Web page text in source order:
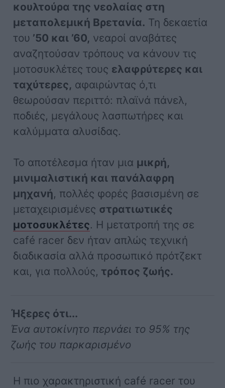
κουλτούρα της νεολαίας στη
μεταπολεμική Βρετανία. Τη δεκαετία
του ’50 και ’60, νεαροί αναβάτες
αναζητούσαν τρόπους να κάνουν τις
μοτοσυκλέτες τους ελαφρύτερες και
ταχύτερες, αφαιρώντας ό,τι
θεωρούσαν περιττό: πλαϊνά πάνελ,
ποδιές, μεγάλους λασπωτήρες και
καλύμματα αλυσίδας.
Το αποτέλεσμα ήταν μια μικρή,
μινιμαλιστική και πανάλαφρη
μηχανή, πολλές φορές βασισμένη σε
μεταχειρισμένες στρατιωτικές
μοτοσυκλέτες. Η μετατροπή της σε
café racer δεν ήταν απλώς τεχνική
διαδικασία αλλά προσωπικό πρότζεκτ
και, για πολλούς, τρόπος ζωής.
Ήξερες ότι...
Ένα αυτοκίνητο περνάει το 95% της
ζωής του παρκαρισμένο
Η πιο χαρακτηριστική café racer του